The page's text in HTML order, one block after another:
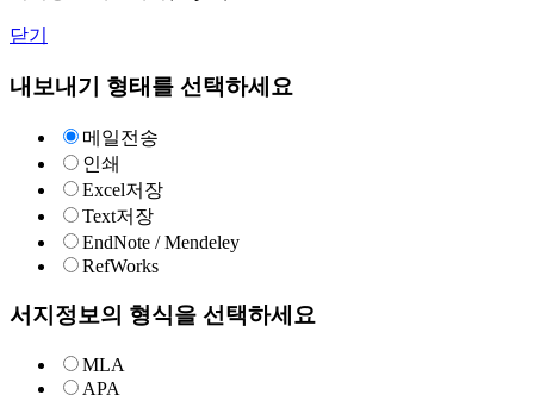
닫기
내보내기 형태를 선택하세요
메일전송
인쇄
Excel저장
Text저장
EndNote / Mendeley
RefWorks
서지정보의 형식을 선택하세요
MLA
APA